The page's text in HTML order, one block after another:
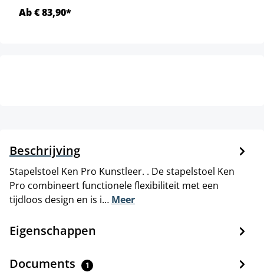
Ab € 83,90*
Beschrijving
Stapelstoel Ken Pro Kunstleer. . De stapelstoel Ken
Pro combineert functionele flexibiliteit met een
tijdloos design en is i… Meer
Eigenschappen
Documents 1